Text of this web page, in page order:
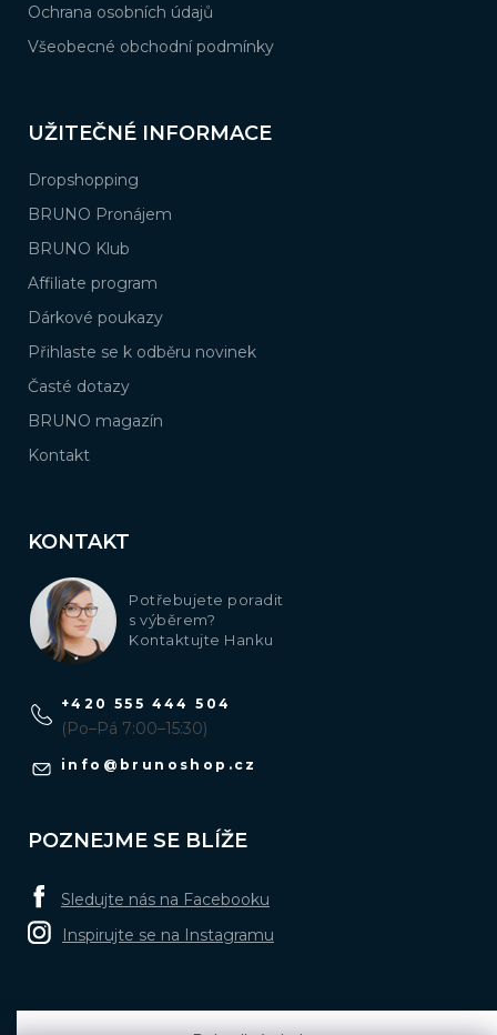
Ochrana osobních údajů
Všeobecné obchodní podmínky
UŽITEČNÉ INFORMACE
Dropshopping
BRUNO Pronájem
BRUNO Klub
Affiliate program
Dárkové poukazy
Přihlaste se k odběru novinek
Časté dotazy
BRUNO magazín
Kontakt
KONTAKT
Potřebujete poradit
s výběrem?
Kontaktujte Hanku
info @ brunoshop.cz
+420 555 444 504
(Po–Pá 7:00–15:30)
POZNEJME SE BLÍŽE
Sledujte nás na Facebooku
Inspirujte se na Instagramu